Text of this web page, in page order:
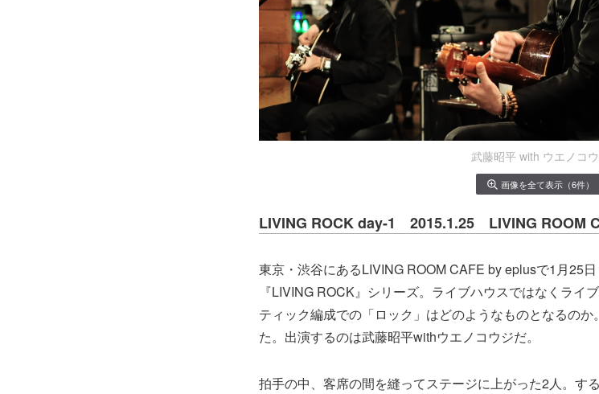
武藤昭平 with ウエノコ
画像を全て表示（6件）
LIVING ROCK day-1 2015.1.25 LIVING ROOM
東京・渋谷にあるLIVING ROOM CAFE by eplusで1月25
『LIVING ROCK』シリーズ。ライブハウスではなくライ
ティック編成での「ロック」はどのようなものとなるの
た。出演するのは武藤昭平withウエノコウジだ。
拍手の中、客席の間を縫ってステージに上がった2人。す